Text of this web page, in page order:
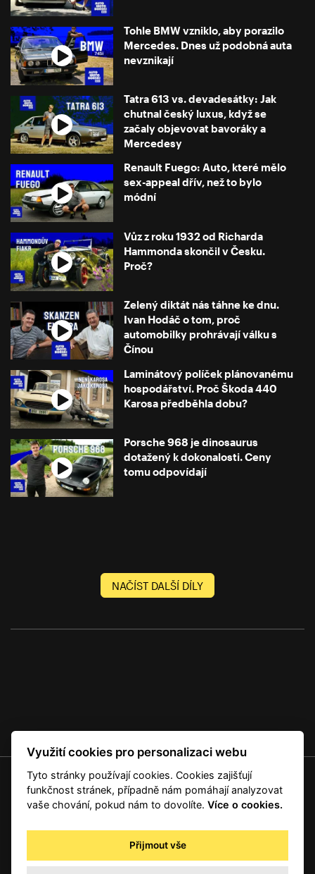
Tohle BMW vzniklo, aby porazilo
Mercedes. Dnes už podobná auta
nevznikají
Tatra 613 vs. devadesátky: Jak
chutnal český luxus, když se
začaly objevovat bavoráky a
Mercedesy
Renault Fuego: Auto, které mělo
sex-appeal dřív, než to bylo
módní
Vůz z roku 1932 od Richarda
Hammonda skončil v Česku.
Proč?
Zelený diktát nás táhne ke dnu.
Ivan Hodáč o tom, proč
automobilky prohrávají válku s
Čínou
Laminátový políček plánovanému
hospodářství. Proč Škoda 440
Karosa předběhla dobu?
Porsche 968 je dinosaurus
dotažený k dokonalosti. Ceny
tomu odpovídají
NAČÍST DALŠÍ DÍLY
© 2001 — 2026 Copyright CMI News a dodavatelé obsahu. |
Autorská práva
Zpracování osobních údajů - registrovaní a předplatitelé
Zpracování osobních údajů pro novinářské a další účely
Využití cookies pro personalizaci webu
Tyto stránky používají cookies. Cookies zajišťují
funkčnost stránek, případně nám pomáhají analyzovat
vaše chování, pokud nám to dovolíte.Více o cookies.
Přijmout vše